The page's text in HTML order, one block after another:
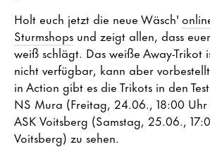
Holt euch jetzt die neue Wäsch'
Sturmshops und zeigt allen, dass
weiß schlägt. Das weiße Away-Trikot
nicht verfügbar, kann aber
in Action gibt es die Trikots in den
NS Mura (Freitag, 24.06., 18:00
ASK Voitsberg (Samstag, 25.06.,
Voitsberg) zu sehen.